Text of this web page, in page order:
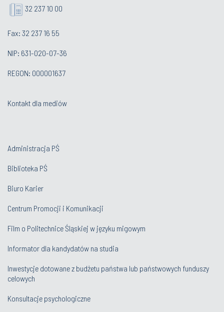
32 237 10 00
Fax: 32 237 16 55
NIP: 631-020-07-36
REGON: 000001637
Kontakt dla mediów
Administracja PŚ
Biblioteka PŚ
Biuro Karier
Centrum Promocji i Komunikacji
Film o Politechnice Śląskiej w języku migowym
Informator dla kandydatów na studia
Inwestycje dotowane z budżetu państwa lub państwowych funduszy
celowych
Konsultacje psychologiczne